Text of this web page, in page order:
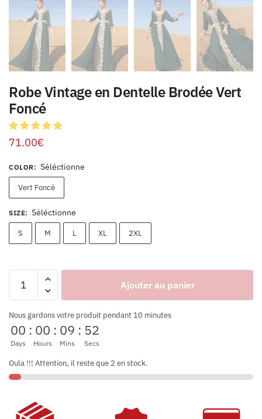
Robe Vintage en Dentelle Brodée Vert
Foncé
71.00€
COLOR: Séléctionne
Vert Foncé
SIZE: Séléctionne
S M L XL 2XL
Ajouter au panier
Nous gardons votre produit pendant 10 minutes
00
Days
: 00
Hours
: 09
Mins
: 52
Secs
Oula !!! Attention, il reste que 2 en stock.